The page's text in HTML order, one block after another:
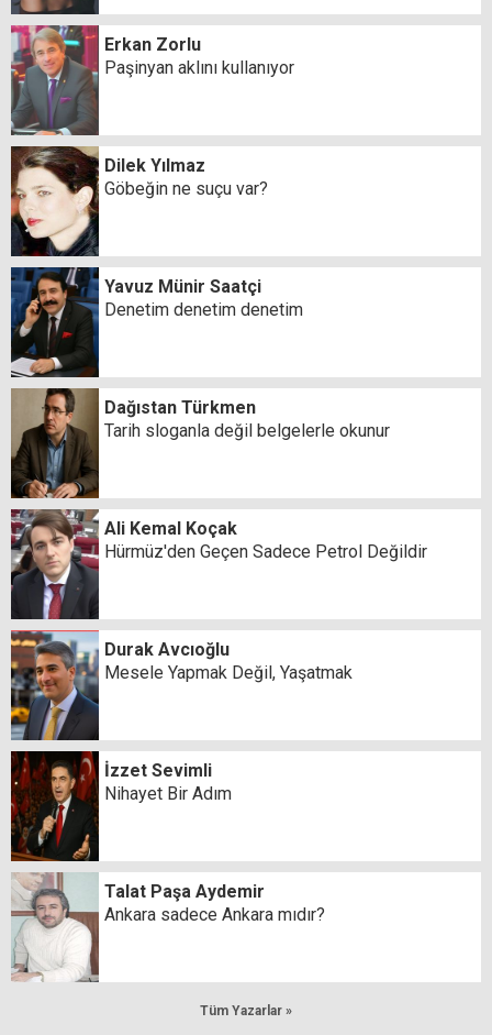
Erkan Zorlu
Paşinyan aklını kullanıyor
Dilek Yılmaz
Göbeğin ne suçu var?
Yavuz Münir Saatçi
Denetim denetim denetim
Dağıstan Türkmen
Tarih sloganla değil belgelerle okunur
Ali Kemal Koçak
Hürmüz'den Geçen Sadece Petrol Değildir
Durak Avcıoğlu
Mesele Yapmak Değil, Yaşatmak
İzzet Sevimli
Nihayet Bir Adım
Talat Paşa Aydemir
Ankara sadece Ankara mıdır?
Tüm Yazarlar »